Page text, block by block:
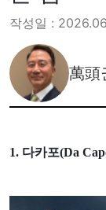
작성일 :
萬頭
1. 다카포(Da